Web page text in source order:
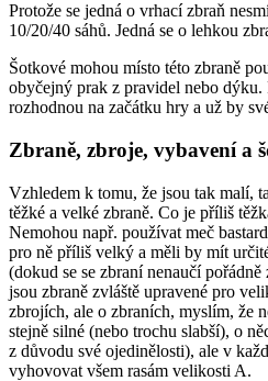
Protože se jedná o vrhací zbraň
10/20/40 sáhů. Jedná se o lehkou
Šotkové mohou místo této zbraně
obyčejný prak z pravidel nebo dýku.
rozhodnou na začátku hry a už by
Zbraně, zbroje, vybavení a
Vzhledem k tomu, že jsou tak malí,
těžké a velké zbraně. Co je příliš
Nemohou např. používat meč
pro ně příliš velký a měli by mít
(dokud se se zbraní nenaučí
jsou zbraně zvláště upravené pro
zbrojích, ale o zbraních, myslím, že
stejně silné (nebo trochu slabší), o
z důvodu své ojedinělosti), ale v
vyhovovat všem rasám velikosti A.